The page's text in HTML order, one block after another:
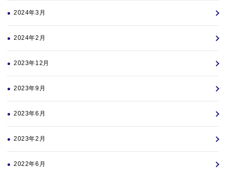
2024年3月
2024年2月
2023年12月
2023年9月
2023年6月
2023年2月
2022年6月